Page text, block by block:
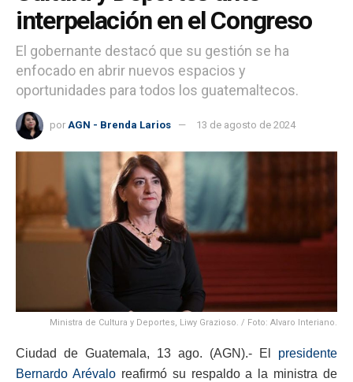
interpelación en el Congreso
El gobernante destacó que su gestión se ha
enfocado en abrir nuevos espacios y
oportunidades para todos los guatemaltecos.
por AGN - Brenda Larios 13 de agosto de 2024
Ministra de Cultura y Deportes, Liwy Grazioso. / Foto: Alvaro Interiano.
Ciudad de Guatemala, 13 ago. (AGN).- El presidente
Bernardo Arévaloreafirmó su respaldo a la ministra de